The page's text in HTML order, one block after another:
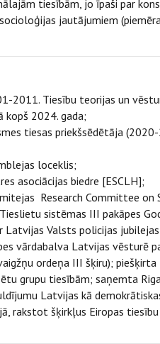
tiesībām, jo īpaši par
jautājumiem
2011. Tiesību teorijas un
2024. gada;
tiesas priekšsēdētāja
loceklis;
asociācijas biedre [ESCLH];
Research Committee on
sistēmas III pakāpes
Valsts policijas
vārdabalva Latvijas vēsturē
ordeņa III šķiru);
grupu tiesībām; saņemta
Latvijas kā
rakstot šķirkļus Eiropas